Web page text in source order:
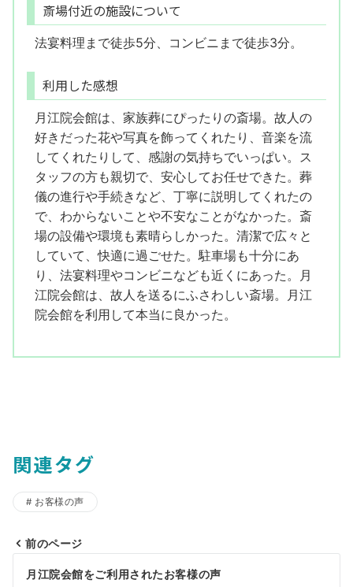
斎場付近の施設について
法宴料理まで徒歩5分、コンビニまで徒歩3分。
利用した感想
月江院会館は、家族葬にぴったりの斎場。故人の
好きだった花や写真を飾ってくれたり、音楽を流
してくれたりして、感謝の気持ちでいっぱい。ス
タッフの方も親切で、安心してお任せできた。葬
儀の進行や手続きなど、丁寧に説明してくれたの
で、わからないことや不安なことがなかった。斎
場の設備や環境も素晴らしかった。清潔で広々と
していて、快適に過ごせた。駐車場も十分にあ
り、法宴料理やコンビニなども近くにあった。月
江院会館は、故人を送るにふさわしい斎場。月江
院会館を利用して本当に良かった。
関連タグ
お客様の声
前のページ
月江院会館をご利用されたお客様の声